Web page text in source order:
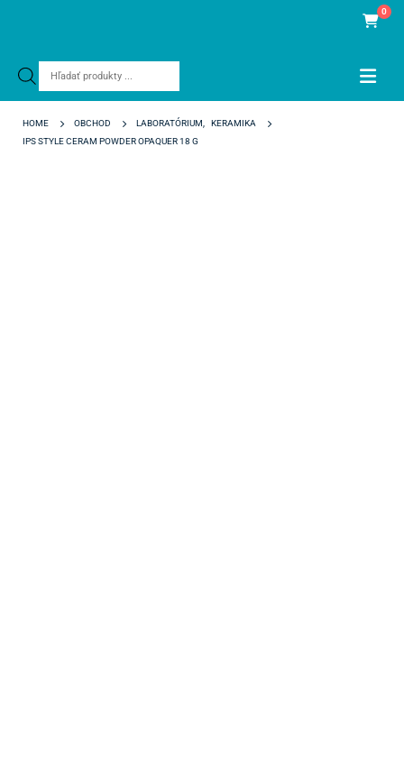
Products
0
HOME OBCHOD LABORATÓRIUM
KERAMIKA
IPS STYLE CERAM POWDER OPAQUER 18 G